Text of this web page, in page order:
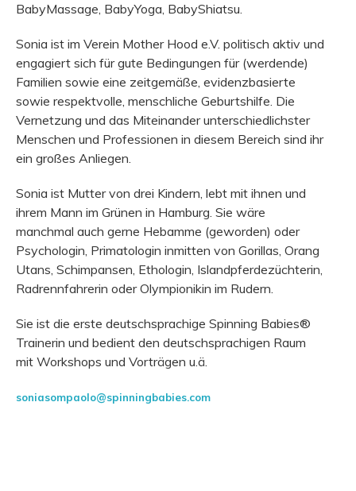
BabyMassage, BabyYoga, BabyShiatsu.
Sonia ist im Verein Mother Hood e.V. politisch aktiv und
engagiert sich für gute Bedingungen für (werdende)
Familien sowie eine zeitgemäße, evidenzbasierte
sowie respektvolle, menschliche Geburtshilfe. Die
Vernetzung und das Miteinander unterschiedlichster
Menschen und Professionen in diesem Bereich sind ihr
ein großes Anliegen.
Sonia ist Mutter von drei Kindern, lebt mit ihnen und
ihrem Mann im Grünen in Hamburg. Sie wäre
manchmal auch gerne Hebamme (geworden) oder
Psychologin, Primatologin inmitten von Gorillas, Orang
Utans, Schimpansen, Ethologin, Islandpferdezüchterin,
Radrennfahrerin oder Olympionikin im Rudern.
Sie ist die erste deutschsprachige Spinning Babies®
Trainerin und bedient den deutschsprachigen Raum
mit Workshops und Vorträgen u.ä.
soniasompaolo@spinningbabies.com